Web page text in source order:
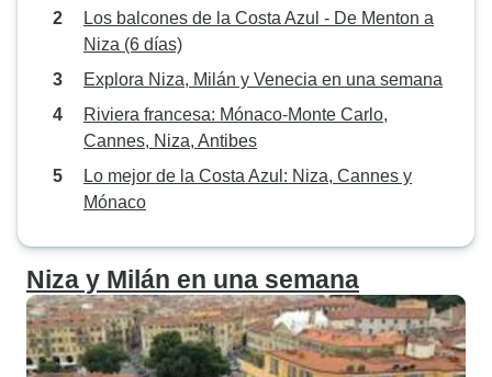
Los balcones de la Costa Azul - De Menton a
Niza (6 días)
Explora Niza, Milán y Venecia en una semana
Riviera francesa: Mónaco-Monte Carlo,
Cannes, Niza, Antibes
Lo mejor de la Costa Azul: Niza, Cannes y
Mónaco
Niza y Milán en una semana